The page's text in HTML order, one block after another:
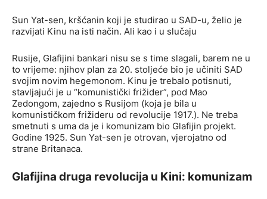
Sun Yat-sen, kršćanin koji je studirao u SAD-u, želio je
razvijati Kinu na isti način. Ali kao i u slučaju
Rusije, Glafijini bankari nisu se s time slagali, barem ne u
to vrijeme: njihov plan za 20. stoljeće bio je učiniti SAD
svojim novim hegemonom. Kinu je trebalo potisnuti,
stavljajući je u “komunistički frižider”, pod Mao
Zedongom, zajedno s Rusijom (koja je bila u
komunističkom frižideru od revolucije 1917.). Ne treba
smetnuti s uma da je i komunizam bio Glafijin projekt.
Godine 1925. Sun Yat-sen je otrovan, vjerojatno od
strane Britanaca.
Glafijina druga revolucija u Kini: komunizam